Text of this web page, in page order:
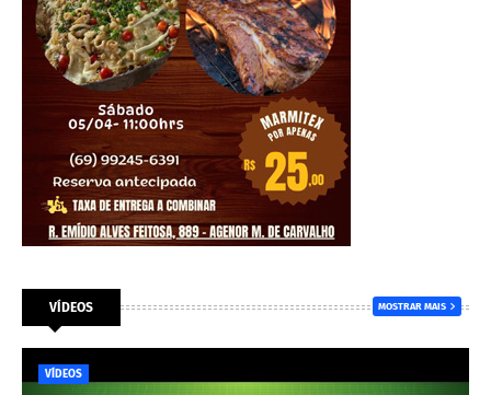
VÍDEOS MOSTRAR MAIS
VÍDEOS